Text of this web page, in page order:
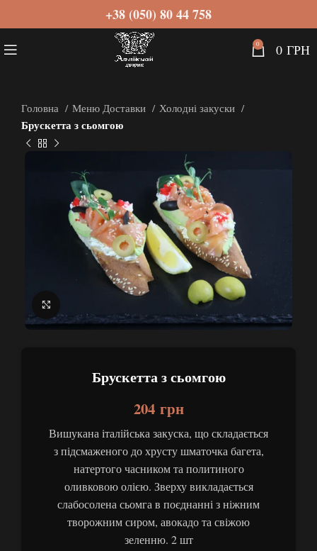
+38 (050) 80 44 758
0 0 ГРН
Головна Меню Доставки Холодні закуски
Брускетта з сьомгою
Брускетта з сьомгою
204 грн
Вишукана італійська закуска, що складається
з підсмаженого до хрусту шматочка багета,
натертого часником та политиного
оливковою олією. Зверху викладається
слабосолена сьомга в поєднанні з ніжним
творожним сиром, авокадо та свіжою
зеленню. 2 шт